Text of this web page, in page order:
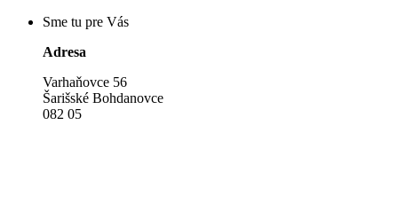
Sme tu pre Vás
Adresa
Varhaňovce 56
Šarišské Bohdanovce
082 05